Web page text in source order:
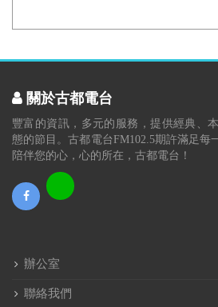
關於古都電台
豐富的資訊，多元的服務，提供經典、
態的節目。古都電台FM102.5期許滿足每
陪伴您的心，心的所在，古都電台！
辦公室
聯絡我們